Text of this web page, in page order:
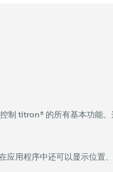
制 titron® 的所有基本功能
应用程序中还可以显示位置